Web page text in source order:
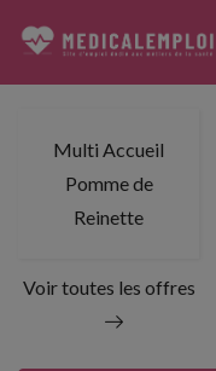
Multi Accueil
Pomme de
Reinette
Voir toutes les offres